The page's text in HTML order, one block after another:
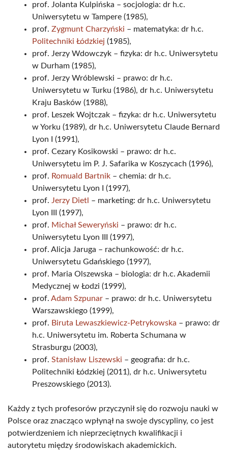
prof. Jolanta Kulpińska – socjologia: dr h.c.
Uniwersytetu w Tampere (1985),
prof. Zygmunt Charzyński – matematyka: dr h.c.
Politechniki Łódzkiej (1985),
prof. Jerzy Wdowczyk – fizyka: dr h.c. Uniwersytetu
w Durham (1985),
prof. Jerzy Wróblewski – prawo: dr h.c.
Uniwersytetu w Turku (1986), dr h.c. Uniwersytetu
Kraju Basków (1988),
prof. Leszek Wojtczak – fizyka: dr h.c. Uniwersytetu
w Yorku (1989), dr h.c. Uniwersytetu Claude Bernard
Lyon I (1991),
prof. Cezary Kosikowski – prawo: dr h.c.
Uniwersytetu im P. J. Safarika w Koszycach (1996),
prof. Romuald Bartnik – chemia: dr h.c.
Uniwersytetu Lyon I (1997),
prof. Jerzy Dietl – marketing: dr h.c. Uniwersytetu
Lyon III (1997),
prof. Michał Seweryński – prawo: dr h.c.
Uniwersytetu Lyon III (1997),
prof. Alicja Jaruga – rachunkowość: dr h.c.
Uniwersytetu Gdańskiego (1997),
prof. Maria Olszewska – biologia: dr h.c. Akademii
Medycznej w Łodzi (1999),
prof. Adam Szpunar – prawo: dr h.c. Uniwersytetu
Warszawskiego (1999),
prof. Biruta Lewaszkiewicz-Petrykowska – prawo: dr
h.c. Uniwersytetu im. Roberta Schumana w
Strasburgu (2003),
prof. Stanisław Liszewski – geografia: dr h.c.
Politechniki Łódzkiej (2011), dr h.c. Uniwersytetu
Preszowskiego (2013).
Każdy z tych profesorów przyczynił się do rozwoju nauki w
Polsce oraz znacząco wpłynął na swoje dyscypliny, co jest
potwierdzeniem ich nieprzeciętnych kwalifikacji i
autorytetu między środowiskach akademickich.